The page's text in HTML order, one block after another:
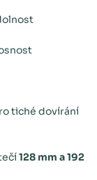
tiché dovírání
128 mm a 192